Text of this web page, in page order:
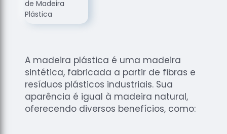
Assoalhos
Raspagem
de Tacos
de
Madeiras
Raspagens
de Pisos
A madeira plástica é uma madeira
sintética, fabricada a partir de fibras e
resíduos plásticos industriais. Sua
aparência é igual à madeira natural,
oferecendo diversos benefícios, como: